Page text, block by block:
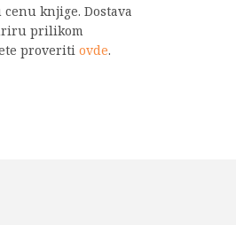
knjige. Dostava
prilikom
proveriti ovde.